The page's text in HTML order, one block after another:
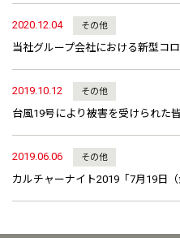
2020.12.04 その他
当社グループ会社における新型コ
2019.10.12 その他
台風19号により被害を受けられた
2019.06.06 その他
カルチャーナイト2019「7月19日